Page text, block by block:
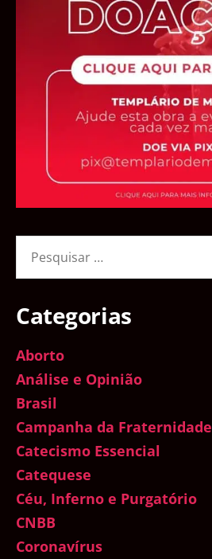
por:
Categorias
Aborto
Análise e Opinião
Brasil
Campanha da Fraternidade
Catecismo Essencial
Catequese
Céu, Inferno e Purgatório
CNBB
Coronavírus